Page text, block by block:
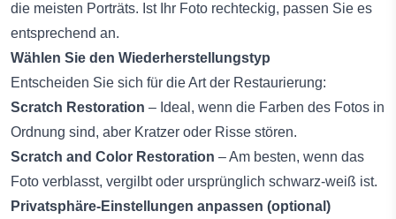
die meisten Porträts. Ist Ihr Foto rechteckig, passen Sie es
entsprechend an.
Wählen Sie den Wiederherstellungstyp
Entscheiden Sie sich für die Art der Restaurierung:
Scratch Restoration – Ideal, wenn die Farben des Fotos in
Ordnung sind, aber Kratzer oder Risse stören.
Scratch and Color Restoration – Am besten, wenn das
Foto verblasst, vergilbt oder ursprünglich schwarz-weiß ist.
Privatsphäre-Einstellungen anpassen (optional)